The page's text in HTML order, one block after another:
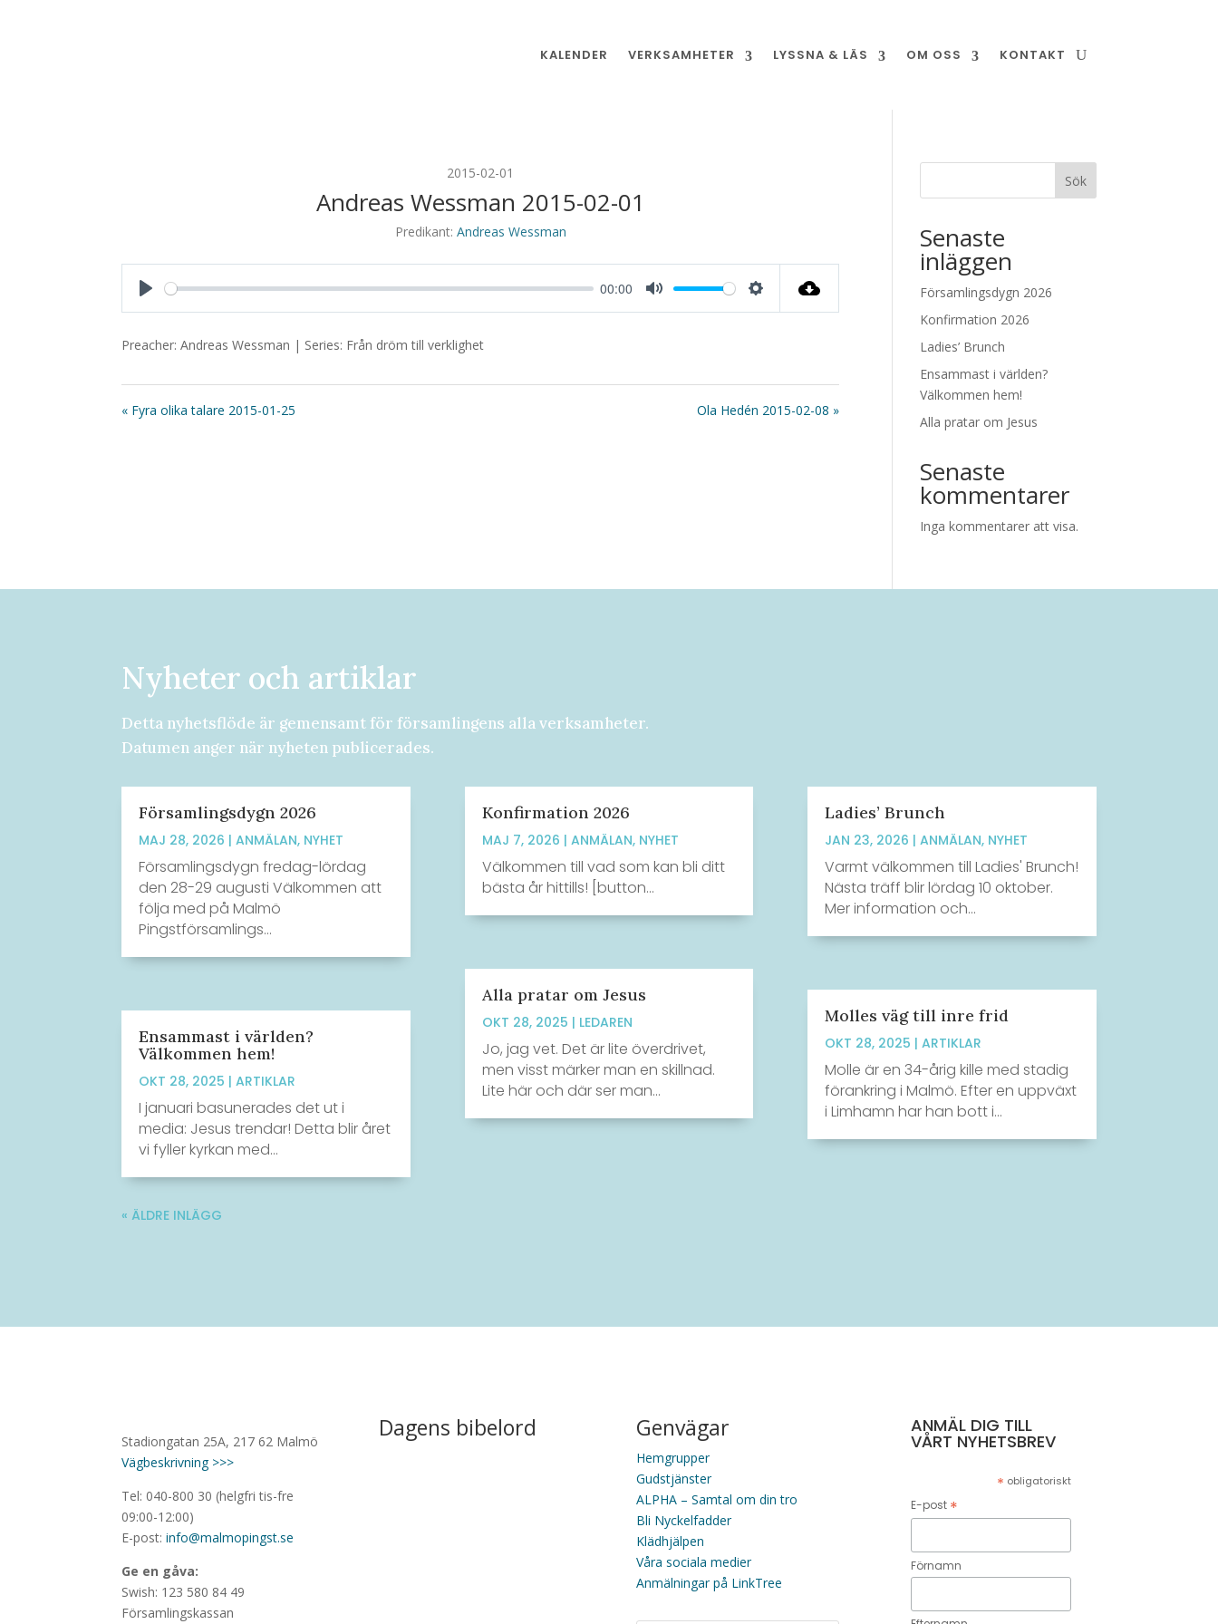
KALENDER VERKSAMHETER LYSSNA & LÄS OM OSS KONTAKT
2015-02-01
Andreas Wessman 2015-02-01
Predikant: Andreas Wessman
00:00
Preacher: Andreas Wessman | Series: Från dröm till verklighet
« Fyra olika talare 2015-01-25 Ola Hedén 2015-02-08 »
Sök
Senaste
inläggen
Församlingsdygn 2026
Konfirmation 2026
Ladies’ Brunch
Ensammast i världen?
Välkommen hem!
Alla pratar om Jesus
Senaste
kommentarer
Inga kommentarer att visa.
Nyheter och artiklar
Detta nyhetsflöde är gemensamt för församlingens alla verksamheter.
Datumen anger när nyheten publicerades.
Församlingsdygn 2026
MAJ 28, 2026 |ANMÄLAN, NYHET
Församlingsdygn fredag-lördag
den 28-29 augusti Välkommen att
följa med på Malmö
Pingstförsamlings...
Ensammast i världen?
Välkommen hem!
OKT 28, 2025 |ARTIKLAR
I januari basunerades det ut i
media: Jesus trendar! Detta blir året
vi fyller kyrkan med...
Konfirmation 2026
MAJ 7, 2026 | ANMÄLAN, NYHET
Välkommen till vad som kan bli ditt
bästa år hittills! [button...
Alla pratar om Jesus
OKT 28, 2025 | LEDAREN
Jo, jag vet. Det är lite överdrivet,
men visst märker man en skillnad.
Lite här och där ser man...
Ladies’ Brunch
JAN 23, 2026 | ANMÄLAN, NYHET
Varmt välkommen till Ladies' Brunch!
Nästa träff blir lördag 10 oktober.
Mer information och...
Molles väg till inre frid
OKT 28, 2025 | ARTIKLAR
Molle är en 34-årig kille med stadig
förankring i Malmö. Efter en uppväxt
i Limhamn har han bott i...
« ÄLDRE INLÄGG
Stadiongatan 25A, 217 62 Malmö
Vägbeskrivning >>>
Tel: 040-800 30 (helgfri tis-fre
09:00-12:00)
E-post:info@malmopingst.se
Ge en gåva:
Swish: 123 580 84 49
Församlingskassan
Dagens bibelord Genvägar
Hemgrupper
Gudstjänster
ALPHA – Samtal om din tro
Bli Nyckelfadder
Klädhjälpen
Våra sociala medier
Anmälningar på LinkTree
ANMÄL DIG TILL
VÅRT NYHETSBREV
* obligatoriskt
E-post *
Förnamn